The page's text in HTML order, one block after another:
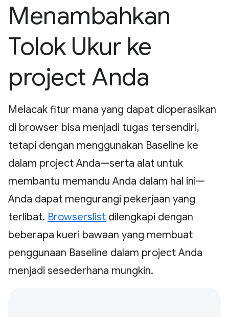
Menambahkan
Tolok Ukur ke
project Anda
Melacak fitur mana yang dapat dioperasikan
di browser bisa menjadi tugas tersendiri,
tetapi dengan menggunakan Baseline ke
dalam project Anda—serta alat untuk
membantu memandu Anda dalam hal ini—
Anda dapat mengurangi pekerjaan yang
terlibat. Browserslist dilengkapi dengan
beberapa kueri bawaan yang membuat
penggunaan Baseline dalam project Anda
menjadi sesederhana mungkin.